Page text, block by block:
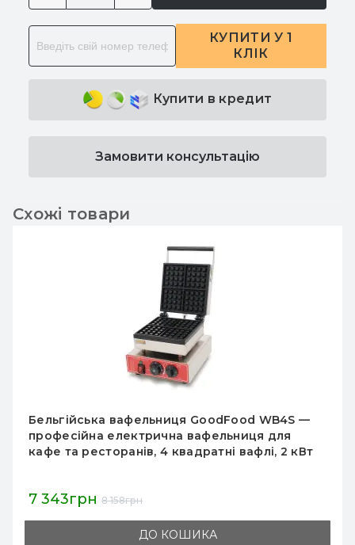
КУПИТИ У 1
КЛІК
Купити в кредит
Замовити консультацію
Схожі товари
Вафельниця AIRHOT WE-1B для бельгійських
вафель, 4 шт, робоча поверхня 185×185 мм,
товщина 12 мм, 1.6 кВт, 2–3 хв, +50–300°C, 12
6 999грн 8 234грн
ДО КОШИКА